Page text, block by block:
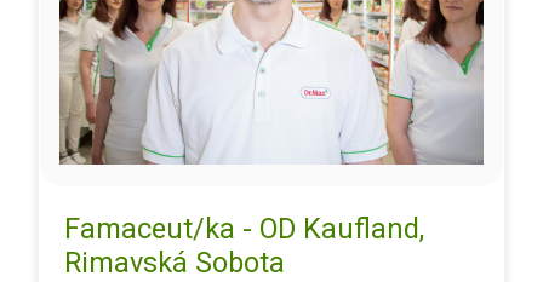
Famaceut/ka - OD Kaufland,
Rimavská Sobota